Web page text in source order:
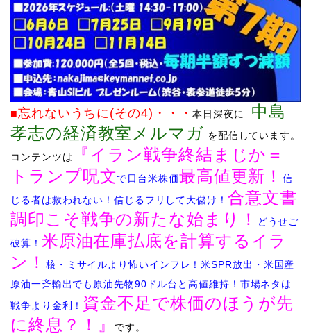
■忘れないう ちに(その4) ・・・本日深夜に 中島
孝志の経済教室メルマガ を配信しています 。
コンテンツは
『イラン戦争終結まじか＝
トランプ呪文で日台米株価最高値更新！信
じる者は救われない！信じるフリして大儲け！ 合意文書
調印こそ戦争の新たな始まり！
どうせご
破算！ 米原油在庫払底を計算するイラ
ン！
核・ミサイルより怖いインフレ！米SPR放出・米国産
原油一斉輸出でも原油先物90ドル台と高値維持！市場ネタは
戦争より金利！ 資金不足で株価のほうが先
に終息？！
』 です。